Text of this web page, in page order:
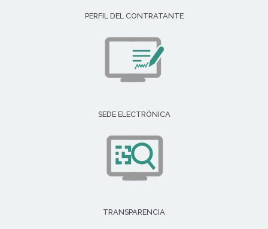
PERFIL DEL CONTRATANTE
SEDE ELECTRÓNICA
TRANSPARENCIA